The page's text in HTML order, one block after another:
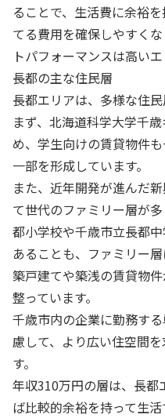
ることで、生活費に余裕
てる費用を確保しやすく
トパフォーマンスは高いエ
長都の主な住民層
長都エリアは、多様な住民
まず、北海道科学大学千
め、学生向けの賃貸物件
一部を形成しています。
また、近年開発が進んだ
て世代のファミリー層が
都小学校や千歳市立長都
あることも、ファミリー
築戸建てや築浅の賃貸物
整っています。
千歳市内の企業に勤務す
慮して、より広い住空間
す。
年収310万円の層は、長都
ば比較的余裕を持って生